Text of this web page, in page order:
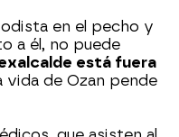
en el pecho y
a él, no puede
está fuera
vida de Ozan pende